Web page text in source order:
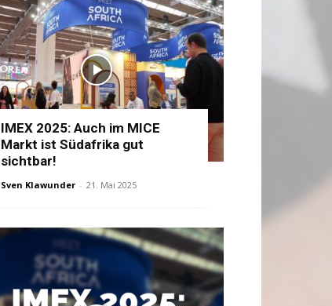
IMEX 2025: Auch im MICE
Markt ist Südafrika gut
sichtbar!
Sven Klawunder - 21. Mai 2025